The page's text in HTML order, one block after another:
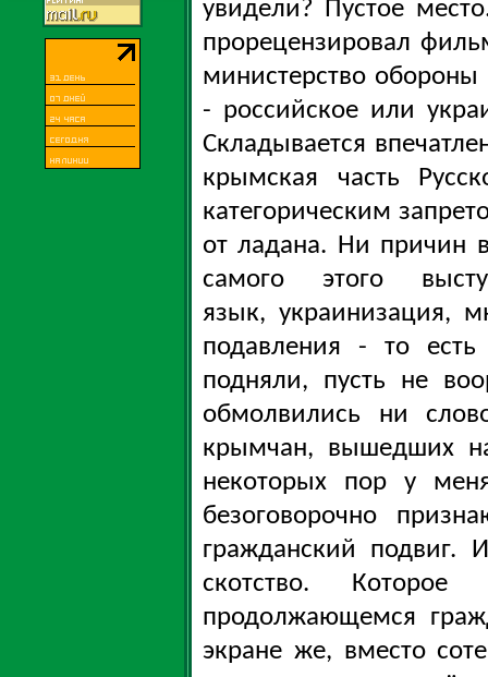
увидели? Пустое
прорецензировал
министерство
- российское или
Складывается
крымская часть
категорическим
от ладана. Ни причин
самого этого
язык, украинизация,
подавления - то
подняли, пусть не
обмолвились ни
крымчан, вышедших
некоторых пор у
безоговорочно
гражданский подвиг.
скотство.
продолжающемся
экране же, вместо